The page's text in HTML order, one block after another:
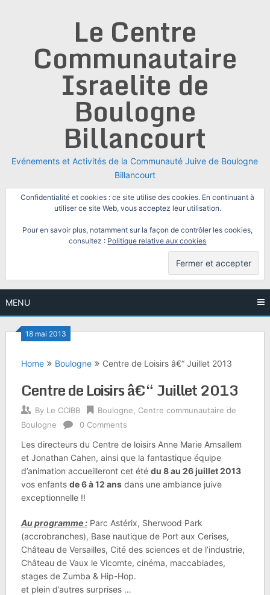
Le Centre
Communautaire
Israelite de
Boulogne
Billancourt
Evénements et Activités de la Communauté Juive de Boulogne
Billancourt
Confidentialité et cookies : ce site utilise des cookies. En continuant à
utiliser ce site Web, vous acceptez leur utilisation.
Pour en savoir plus, notamment sur la façon de contrôler les cookies,
consultez : Politique relative aux cookies
MENU
18 mai 2013
Home Boulogne Centre de Loisirs â€“ Juillet 2013
Centre de Loisirs â€“ Juillet 2013
By Le CCIBB Boulogne
Centre communautaire de
Boulogne
0 Comments
Les directeurs du Centre de loisirs Anne Marie Amsallem
et Jonathan Cahen, ainsi que la fantastique équipe
d’animation accueilleront cet été du 8 au 26 juillet 2013
vos enfants de 6 à 12 ansdans une ambiance juive
exceptionnelle !!
Au programme :Parc Astérix, Sherwood Park
(accrobranches), Base nautique de Port aux Cerises,
Château de Versailles, Cité des sciences et de l’industrie,
Château de Vaux le Vicomte, cinéma, maccabiades,
stages de Zumba & Hip-Hop.
et plein d’autres surprises …